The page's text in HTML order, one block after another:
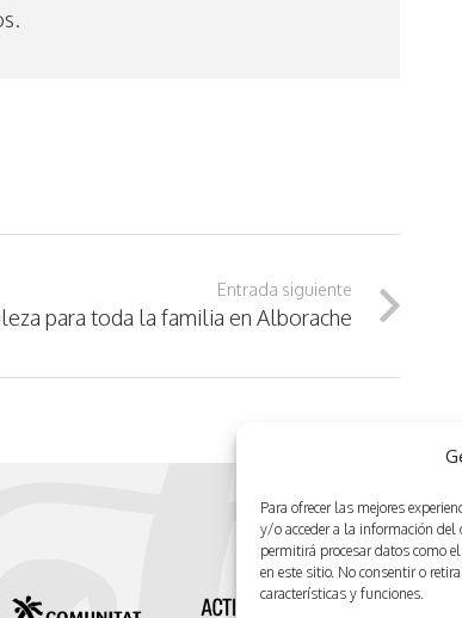
Para ofrecer las mejores
y/o acceder a la información
permitirá procesar datos como
en este sitio. No consentir o
características y funciones.
Entrada siguiente
para toda la familia en Alborache